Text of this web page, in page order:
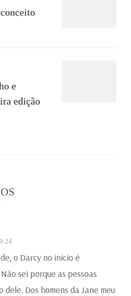
e
edição
o Darcy no início é
sei porque as pessoas
dele. Dos homens da Jane meu